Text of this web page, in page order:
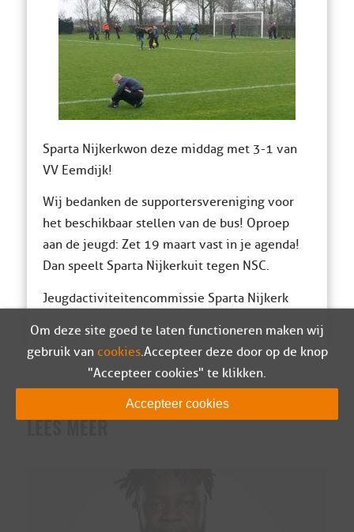
Sparta Nijkerk won deze middag met 3-1 van
VV Eemdijk!
Wij bedanken de supportersvereniging voor
het beschikbaar stellen van de bus! Oproep
aan de jeugd: Zet 19 maart vast in je agenda!
Dan speelt Sparta Nijkerk uit tegen NSC.
Jeugdactiviteitencommissie Sparta Nijkerk
Om deze site goed te laten functioneren maken wij
gebruik van cookies. Accepteer deze door op de knop
"Accepteer cookies" te klikken.
Accepteer cookies